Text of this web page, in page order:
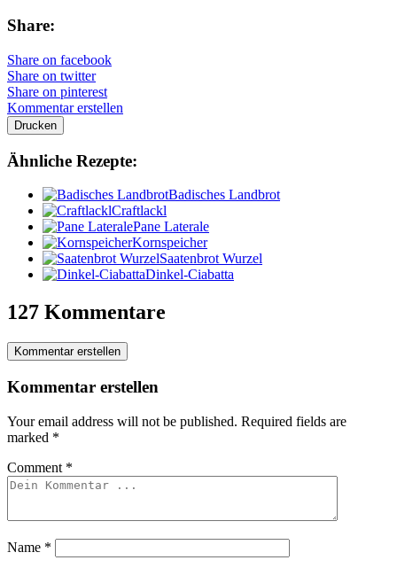
Share:
Share on facebook
Share on twitter
Share on pinterest
Kommentar erstellen
Drucken
Ähnliche Rezepte:
Badisches Landbrot
Craftlackl
Pane Laterale
Kornspeicher
Saatenbrot Wurzel
Dinkel-Ciabatta
127 Kommentare
Kommentar erstellen
Kommentar erstellen
Your email address will not be published. Required fields are
marked *
Comment *
Name *